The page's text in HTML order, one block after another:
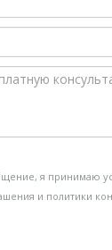
я принимаю
и политики